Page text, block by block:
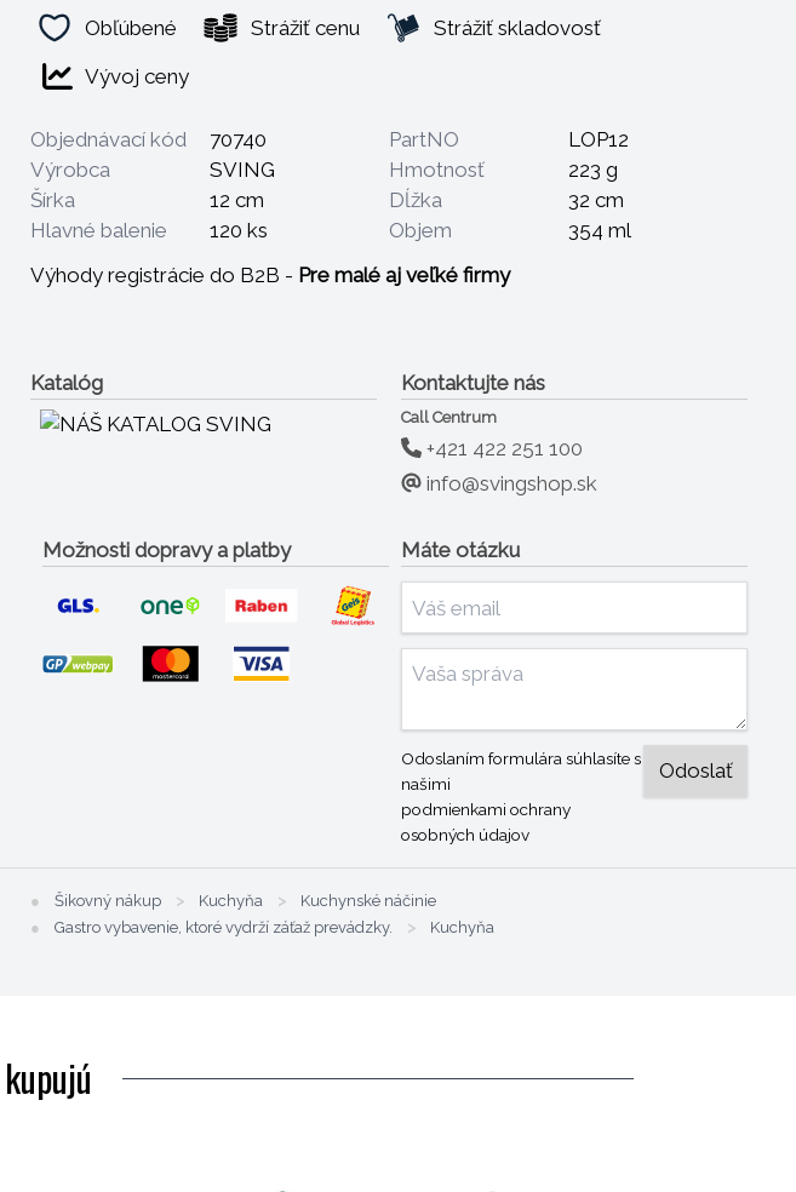
Obľúbené Strážiť cenu
Strážiť skladovosť
Vývoj ceny
Objednávací kód 70740 PartNO
LOP12
Výrobca
SVING Hmotnosť
223 g
Šírka
12 cm Dĺžka
32 cm
Hlavné balenie
120 ks Objem
354 ml
Výhody registrácie do B2B - Pre malé aj veľké firmy
Katalóg Kontaktujte nás
Call Centrum
+421 422 251 100
info@svingshop.sk
Možnosti dopravy a platby Máte otázku
Odoslaním formulára súhlasíte s
našimi
podmienkami ochrany
osobných údajov
● Šikovný nákup > Kuchyňa >
Kuchynské náčinie
●
Gastro vybavenie, ktoré vydrží záťaž prevádzky. > Kuchyňa